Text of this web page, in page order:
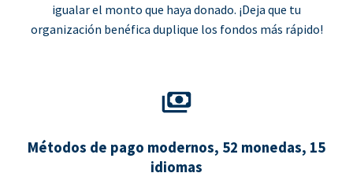
igualar el monto que haya donado. ¡Deja que tu
organización benéfica duplique los fondos más rápido!
Métodos de pago modernos, 52 monedas, 15
idiomas